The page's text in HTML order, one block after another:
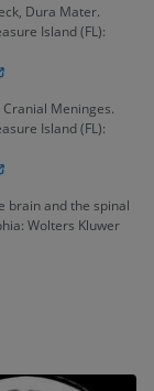
Dura Mater.
Island (FL):
Cranial Meninges.
Island (FL):
brain and the spinal
Wolters Kluwer